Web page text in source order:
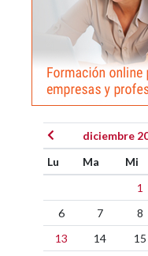
diciembre
Lu
Ma Mi
1
6
7 8
13
14 15